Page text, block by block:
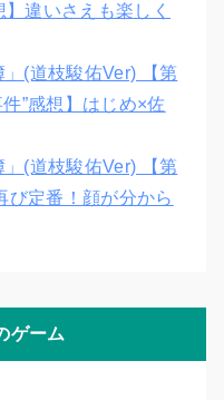
違いさえも楽しく
」(道枝駿佑Ver) 【第
”感想】はじめ×佐
」(道枝駿佑Ver) 【第
び定番！顔が分から
ゲーム